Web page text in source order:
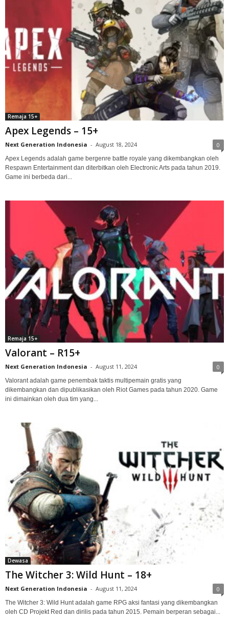
Remaja 15+
Apex Legends – 15+
Next Generation Indonesia - August 18, 2024 0
Apex Legends adalah game bergenre battle royale yang dikembangkan oleh
Respawn Entertainment dan diterbitkan oleh Electronic Arts pada tahun 2019.
Game ini berbeda dari...
Remaja 15+
Valorant – R15+
Next Generation Indonesia - August 11, 2024 0
Valorant adalah game penembak taktis multipemain gratis yang
dikembangkan dan dipublikasikan oleh Riot Games pada tahun 2020. Game
ini dimainkan oleh dua tim yang...
Dewasa
The Witcher 3: Wild Hunt – 18+
Next Generation Indonesia - August 11, 2024 0
The Witcher 3: Wild Hunt adalah game RPG aksi fantasi yang dikembangkan
oleh CD Projekt Red dan dirilis pada tahun 2015. Pemain berperan sebagai...